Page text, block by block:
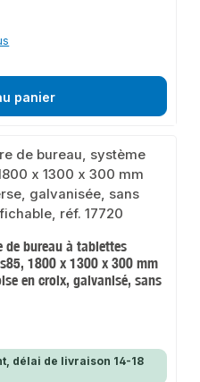
panier
de bureau à tablettes
1800 x 1300 x 300 mm
en croix, galvanisé, sans
délai de livraison 14-18